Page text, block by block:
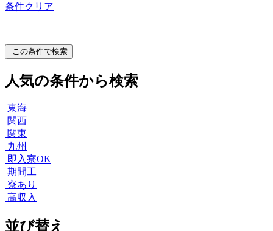
条件クリア
この条件で検索
人気の条件から検索
東海
関西
関東
九州
即入寮OK
期間工
寮あり
高収入
並び替え